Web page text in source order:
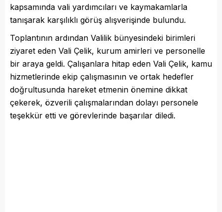
kapsamında vali yardımcıları ve kaymakamlarla
tanışarak karşılıklı görüş alışverişinde bulundu.
Toplantının ardından Valilik bünyesindeki birimleri
ziyaret eden Vali Çelik, kurum amirleri ve personelle
bir araya geldi. Çalışanlara hitap eden Vali Çelik, kamu
hizmetlerinde ekip çalışmasının ve ortak hedefler
doğrultusunda hareket etmenin önemine dikkat
çekerek, özverili çalışmalarından dolayı personele
teşekkür etti ve görevlerinde başarılar diledi.